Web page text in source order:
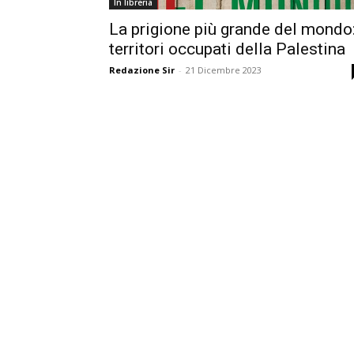
In libreria
La prigione più grande del
territori occupati della Palestina
Redazione Sir - 21 Dicembre 2023